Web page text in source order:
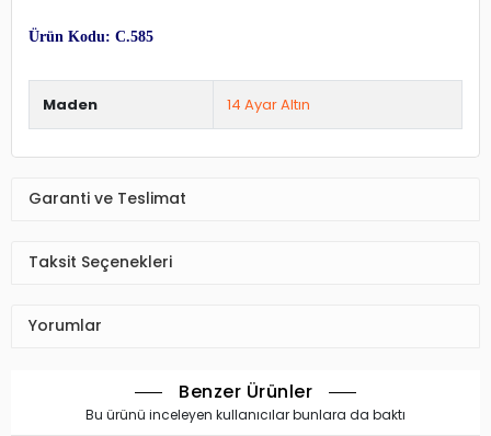
Ürün Kodu: C.585
Maden 14 Ayar Altın
Garanti ve Teslimat
Taksit Seçenekleri
Yorumlar
Benzer Ürünler
Bu ürünü inceleyen kullanıcılar bunlara da baktı